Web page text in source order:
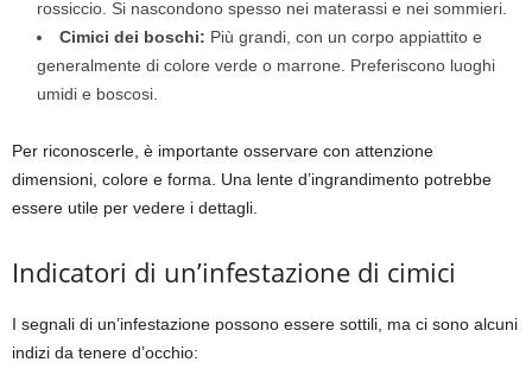
rossiccio. Si nascondono spesso nei materassi e nei sommieri.
Cimici dei boschi: Più grandi, con un corpo appiattito e
generalmente di colore verde o marrone. Preferiscono luoghi
umidi e boscosi.
Per riconoscerle, è importante osservare con attenzione
dimensioni, colore e forma. Una lente d’ingrandimento potrebbe
essere utile per vedere i dettagli.
Indicatori di un’infestazione di cimici
I segnali di un’infestazione possono essere sottili, ma ci sono alcuni
indizi da tenere d’occhio: